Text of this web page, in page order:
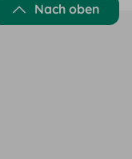
Nach oben